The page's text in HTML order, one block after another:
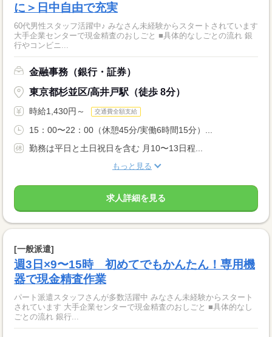
に＞日中自由で充実
60代男性スタッフ活躍中♪ みなさん未経験からスタートされています
大手企業センターで現金精査のおしごと ■具体的なしごとの流れ 銀
行やコンビニ...
金融事務（銀行・証券）
東京都杉並区/高井戸駅（徒歩 8分）
時給1,430円～ 交通費全額支給
15：00〜22：00（休憩45分/実働6時間15分）...
勤務は平日と土日祝日を含む 月10〜13日程...
もっと見る
求人詳細を見る
[一般派遣]
週3日×9〜15時 初めてでもかんたん！専用機
器で現金精査作業
パート派遣スタッフさんが多数活躍中 みなさん未経験からスタート
されています 大手企業センターで現金精査のおしごと ■具体的なし
ごとの流れ 銀行...